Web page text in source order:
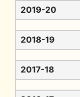
2019-20
2018-19
2017-18